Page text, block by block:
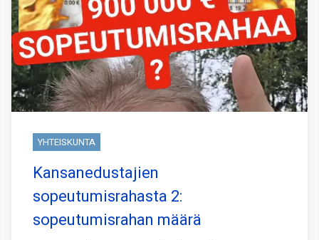
YHTEISKUNTA
Kansanedustajien
sopeutumisrahasta 2:
sopeutumisrahan määrä